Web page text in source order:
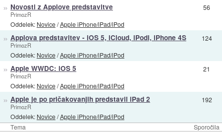
Tema Sporočila
» Novosti z Applove predstavitve
PrimozR
Oddelek: Novice/Apple iPhone/iPad/iPod
56
» Applova predstavitev - iOS 5, iCloud, iPodi, iPhone 4S
PrimozR
Oddelek: Novice/Apple iPhone/iPad/iPod
124
» Apple WWDC: iOS 5
PrimozR
Oddelek: Novice/Apple iPhone/iPad/iPod
21
» Apple je po pričakovanjih predstavil iPad 2
PrimozR
Oddelek: Novice/Apple iPhone/iPad/iPod
192